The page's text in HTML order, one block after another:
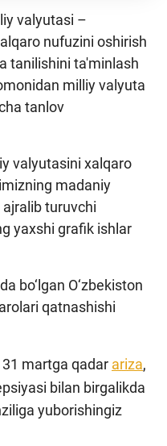
valyutasi –
nufuzini oshirish
tanilishini ta'minlash
milliy valyuta
tanlov
valyutasini xalqaro
madaniy
turuvchi
yaxshi grafik ishlar
bo‘lgan O‘zbekiston
qatnashishi
martga qadar ariza,
bilan birgalikda
yuborishingiz